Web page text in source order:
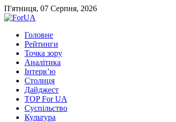
П'ятниця, 07 Серпня, 2026
Головне
Рейтинги
Точка зору
Аналітика
Інтерв’ю
Столиця
Дайджест
TOP For UA
Суспiльство
Культура